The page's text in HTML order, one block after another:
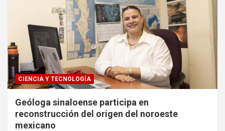
CIENCIA Y TECNOLOGÍA
Geóloga sinaloense participa en
reconstrucción del origen del noroeste
mexicano